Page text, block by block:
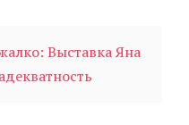
Выставка Яна